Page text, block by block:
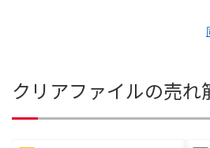
クリアファイルの売れ